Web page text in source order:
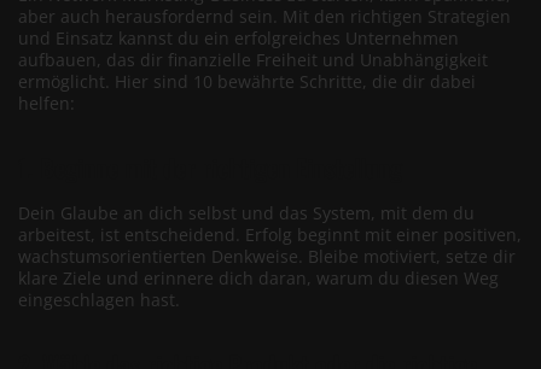
aber auch herausfordernd sein. Mit den richtigen Strategien
und Einsatz kannst du ein erfolgreiches Unternehmen
aufbauen, das dir finanzielle Freiheit und Unabhängigkeit
ermöglicht. Hier sind 10 bewährte Schritte, die dir dabei
helfen:
Dein Glaube an dich selbst und das System, mit dem du
arbeitest, ist entscheidend. Erfolg beginnt mit einer positiven,
wachstumsorientierten Denkweise. Bleibe motiviert, setze dir
klare Ziele und erinnere dich daran, warum du diesen Weg
eingeschlagen hast.